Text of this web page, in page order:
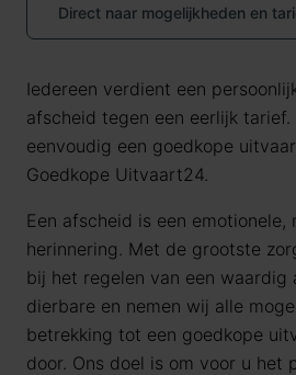
Direct naar mogelijkheden en
Iedereen verdient een
afscheid tegen een eerlijk tarief.
eenvoudig een goedkope
Goedkope Uitvaart24.
Een afscheid is een emotionele,
herinnering. Met de grootste
bij het regelen van een waardig
dierbare en nemen wij alle
betrekking tot een goedkope
door. Ons doel is om voor u het